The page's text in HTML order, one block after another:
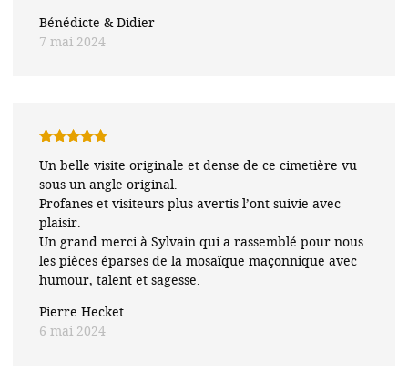
Bénédicte & Didier
7 mai 2024
5
Pierre Hecket
6 mai 2024
Un belle visite originale et dense de ce cimetière vu
sous un angle original.
Profanes et visiteurs plus avertis l’ont suivie avec
plaisir.
Un grand merci à Sylvain qui a rassemblé pour nous
les pièces éparses de la mosaïque maçonnique avec
humour, talent et sagesse.